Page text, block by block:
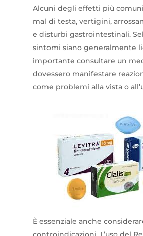
Alcuni degli effetti più
mal di testa, vertigini,
e disturbi gastrointestinali.
sintomi siano generalmente
importante consultare un
dovessero manifestare
come problemi alla vista o
È essenziale anche